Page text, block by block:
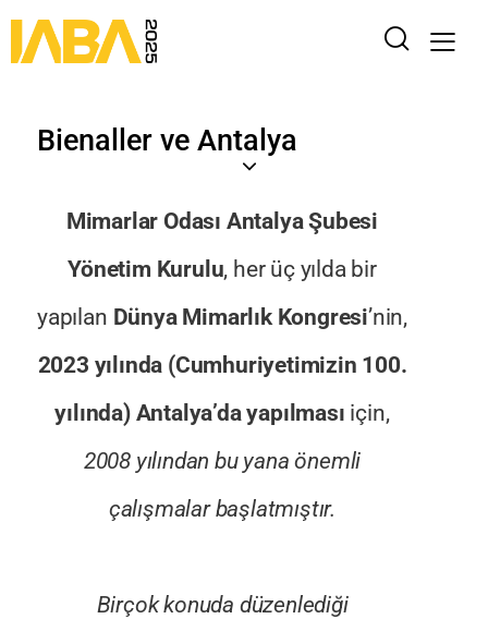
Bienaller ve Antalya
Mimarlar Odası Antalya Şubesi
Yönetim Kurulu, her üç yılda bir
yapılan Dünya Mimarlık Kongresi’nin,
2023 yılında (Cumhuriyetimizin 100.
yılında) Antalya’da yapılması için,
2008 yılından bu yana önemli
çalışmalar başlatmıştır.
Birçok konuda düzenlediği